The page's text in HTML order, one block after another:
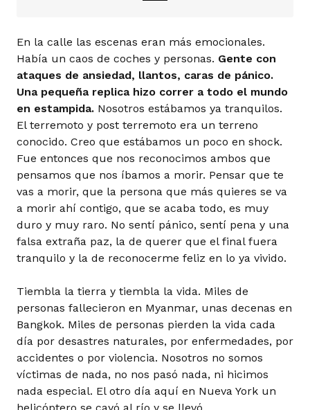
En la calle las escenas eran más emocionales.
Había un caos de coches y personas. Gente con
ataques de ansiedad, llantos, caras de pánico.
Una pequeña replica hizo correr a todo el mundo
en estampida. Nosotros estábamos ya tranquilos.
El terremoto y post terremoto era un terreno
conocido. Creo que estábamos un poco en shock.
Fue entonces que nos reconocimos ambos que
pensamos que nos íbamos a morir. Pensar que te
vas a morir, que la persona que más quieres se va
a morir ahí contigo, que se acaba todo, es muy
duro y muy raro. No sentí pánico, sentí pena y una
falsa extraña paz, la de querer que el final fuera
tranquilo y la de reconocerme feliz en lo ya vivido.
Tiembla la tierra y tiembla la vida. Miles de
personas fallecieron en Myanmar, unas decenas en
Bangkok. Miles de personas pierden la vida cada
día por desastres naturales, por enfermedades, por
accidentes o por violencia. Nosotros no somos
víctimas de nada, no nos pasó nada, ni hicimos
nada especial. El otro día aquí en Nueva York un